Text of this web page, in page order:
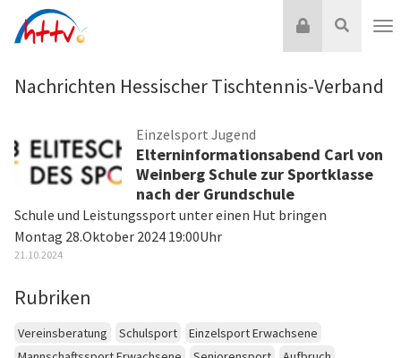
Inhalt
Suche
Login
Nachrichten Hessischer Tischtennis-Verband
Einzelsport Jugend
Elterninformationsabend Carl von
Weinberg Schule zur Sportklasse
nach der Grundschule
Schule und Leistungssport unter einen Hut bringen
Montag 28.Oktober 2024 19:00Uhr
21.10.2024
Rubriken
Vereinsberatung Schulsport
Einzelsport Erwachsene